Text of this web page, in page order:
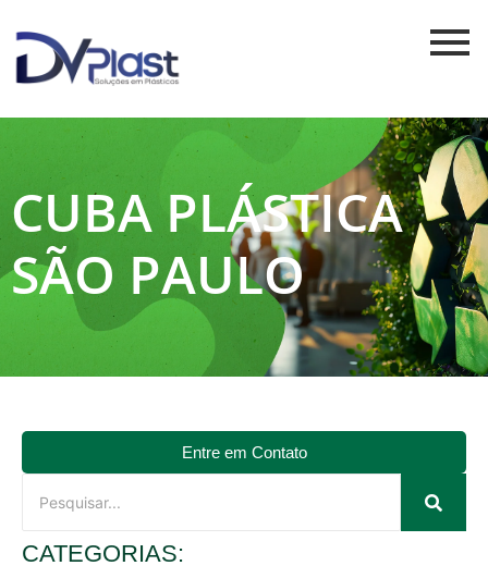
CUBA PLÁSTICA
SÃO PAULO
Entre em Contato
CATEGORIAS: